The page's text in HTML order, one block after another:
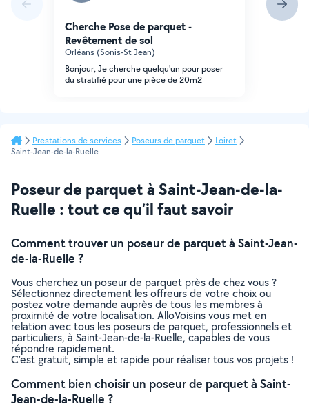
Cherche Pose de parquet -
Revêtement de sol
Orléans (Sonis-St Jean)
Bonjour, Je cherche quelqu'un pour poser
du stratifié pour une pièce de 20m2
Prestations de services Poseurs de parquet
Loiret
Saint-Jean-de-la-Ruelle
Poseur de parquet à Saint-Jean-de-la-
Ruelle : tout ce qu’il faut savoir
Comment trouver un poseur de parquet à Saint-Jean-
de-la-Ruelle ?
Vous cherchez un poseur de parquet près de chez vous ?
Sélectionnez directement les offreurs de votre choix ou
postez votre demande auprès de tous les membres à
proximité de votre localisation. AlloVoisins vous met en
relation avec tous les poseurs de parquet, professionnels et
particuliers, à Saint-Jean-de-la-Ruelle, capables de vous
répondre rapidement.
C’est gratuit, simple et rapide pour réaliser tous vos projets !
Comment bien choisir un poseur de parquet à Saint-
Jean-de-la-Ruelle ?